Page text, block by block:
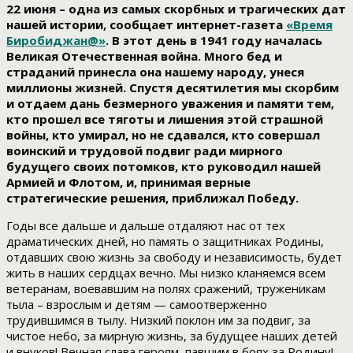
22 июня – одна из самых скорбных и трагических дат
нашей истории, сообщает интернет-газета «Время
Биробиджан@». В этот день в 1941 году началась
Великая Отечественная война. Много бед и
страданий принесла она нашему народу, унеся
миллионы жизней. Спустя десятилетия мы скорбим
и отдаем дань безмерного уважения и памяти тем,
кто прошел все тяготы и лишения этой страшной
войны, кто умирал, но не сдавался, кто совершал
воинский и трудовой подвиг ради мирного
будущего своих потомков, кто руководил нашей
Армией и Флотом, и, принимая верные
стратегические решения, приближал Победу.
Годы все дальше и дальше отдаляют нас от тех
драматических дней, но память о защитниках Родины,
отдавших свою жизнь за свободу и независимость, будет
жить в наших сердцах вечно. Мы низко кланяемся всем
ветеранам, воевавшим на полях сражений, труженикам
тыла – взрослым и детям — самоотверженно
трудившимся в тылу. Низкий поклон им за подвиг, за
чистое небо, за мирную жизнь, за будущее наших детей